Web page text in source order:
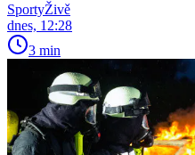
SportyŽivě
dnes, 12:28
3 min